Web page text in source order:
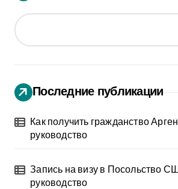
Последние публикации
Как получить гражданство
руководство
Запись на визу в Посольство
руководство